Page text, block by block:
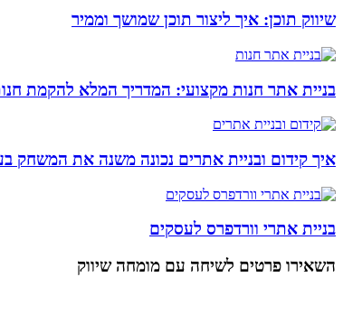
שיווק תוכן: איך ליצור תוכן שמושך וממיר
בניית אתר חנות מקצועי: המדריך המלא להקמת
איך קידום ובניית אתרים נכונה משנה את המשחק
בניית אתרי וורדפרס לעסקים
השאירו פרטים לשיחה עם מומחה שיווק